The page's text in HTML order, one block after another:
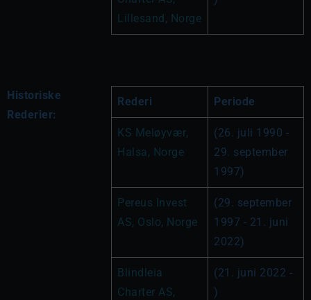
Lillesand, Norge
Historiske
Rederier:
Rederi Periode
KS Meløyvær,
Halsa, Norge
(26. juli 1990 -
29. september
1997)
Pereus Invest
AS, Oslo, Norge
(29. september
1997 - 21. juni
2022)
Blindleia
Charter AS,
(21. juni 2022 -
)